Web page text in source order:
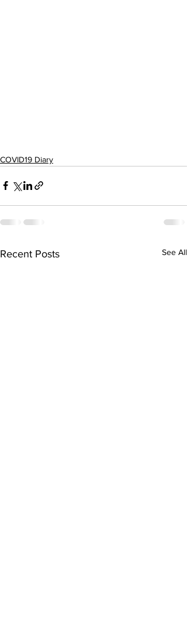
COVID19 Diary
Recent Posts See All